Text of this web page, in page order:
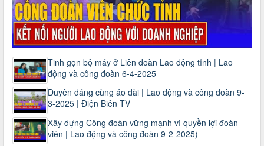
Tinh gọn bộ máy ở Liên đoàn Lao động tỉnh | Lao
động và công đoàn 6-4-2025
Duyên dáng cùng áo dài | Lao động và công đoàn 9-
3-2025 | Điện Biên TV
Xây dựng Công đoàn vững mạnh vì quyền lợi đoàn
viên | Lao động và công đoàn 9-2-2025)